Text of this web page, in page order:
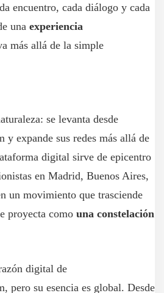
encuentro, cada diálogo y cada
una experiencia
más allá de la simple
se levanta desde
expande sus redes más allá de
digital sirve de epicentro
en Madrid, Buenos Aires,
un movimiento que trasciende
proyecta como una constelación
digital de
pero su esencia es global. Desde